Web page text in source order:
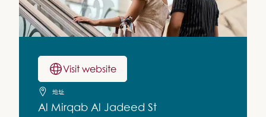
Visit website
地址
Al Mirqab Al Jadeed St